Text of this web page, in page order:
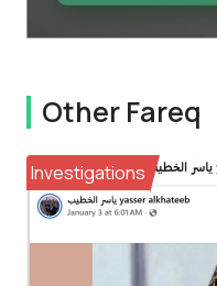
Other Fareq
Investigations